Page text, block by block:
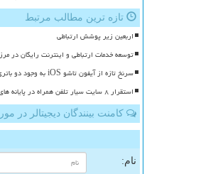
تازه ترین مطالب مرتبط
اربعین زیر پوشش ارتباطی
توسعه خدمات ارتباطی و اینترنت رایگان در
سرنخ تازه از آیفون تاشو iOS به وجود دو باتری اشاره نمود
استقرار ۸ سایت سیار تلفن همراه در پایانه های مرزی شلمچه و چذابه
کامنت بینندگان دیجیتالر در
نام: